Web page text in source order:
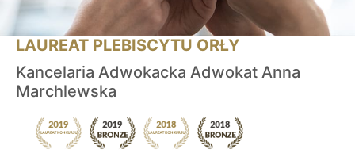
LAUREAT PLEBISCYTU ORŁY
Kancelaria Adwokacka Adwokat Anna
Marchlewska